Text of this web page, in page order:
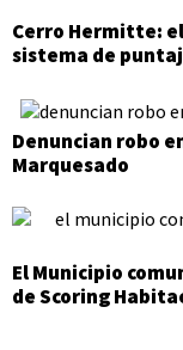
Cerro Hermitte:
sistema de
Denuncian robo
Marquesado
El Municipio
de Scoring